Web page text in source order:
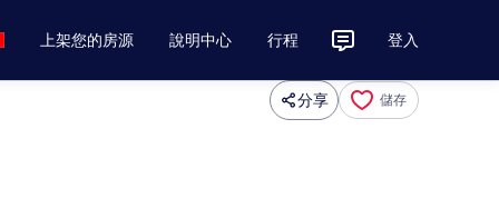
上架您的房源 說明中心 行程 登入
分享 儲存